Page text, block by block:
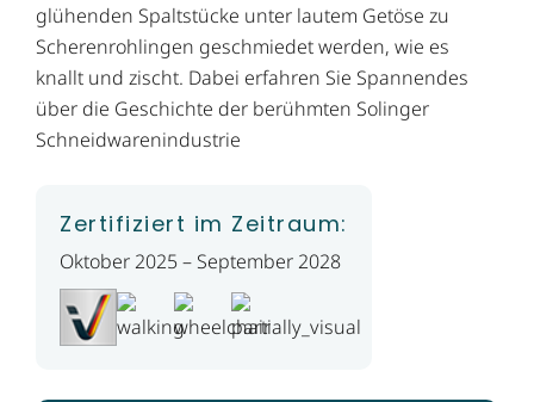
glühenden Spaltstücke unter lautem Getöse zu
Scherenrohlingen geschmiedet werden, wie es
knallt und zischt. Dabei erfahren Sie Spannendes
über die Geschichte der berühmten Solinger
Schneidwarenindustrie
Zertifiziert im Zeitraum:
Oktober 2025 – September 2028